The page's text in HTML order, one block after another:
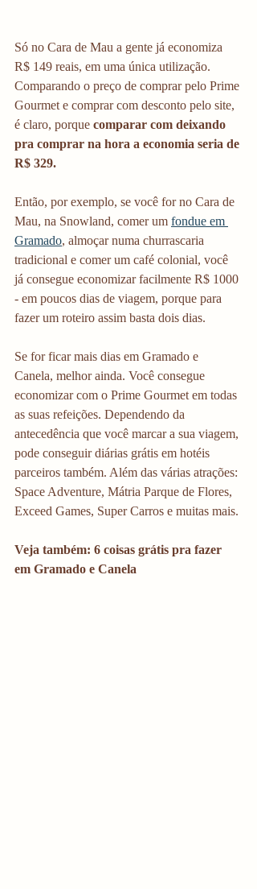
Só no Cara de Mau a gente já economiza
R$ 149 reais, em uma única utilização.
Comparando o preço de comprar pelo Prime
Gourmet e comprar com desconto pelo site,
é claro, porque comparar com deixando
pra comprar na hora a economia seria de
R$ 329.
Então, por exemplo, se você for no Cara de
Mau, na Snowland, comer um fondue em
Gramado, almoçar numa churrascaria
tradicional e comer um café colonial, você
já consegue economizar facilmente R$ 1000
- em poucos dias de viagem, porque para
fazer um roteiro assim basta dois dias.
Se for ficar mais dias em Gramado e
Canela, melhor ainda. Você consegue
economizar com o Prime Gourmet em todas
as suas refeições. Dependendo da
antecedência que você marcar a sua viagem,
pode conseguir diárias grátis em hotéis
parceiros também. Além das várias atrações:
Space Adventure, Mátria Parque de Flores,
Exceed Games, Super Carros e muitas mais.
Veja também: 6 coisas grátis pra fazer
em Gramado e Canela